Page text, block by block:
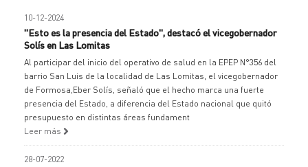
10-12-2024
"Esto es la presencia del Estado", destacó el vicegobernador
Solís en Las Lomitas
Al participar del inicio del operativo de salud en la EPEP N°356 del
barrio San Luis de la localidad de Las Lomitas, el vicegobernador
de Formosa,Eber Solís, señaló que el hecho marca una fuerte
presencia del Estado, a diferencia del Estado nacional que quitó
presupuesto en distintas áreas fundament
Leer más
28-07-2022